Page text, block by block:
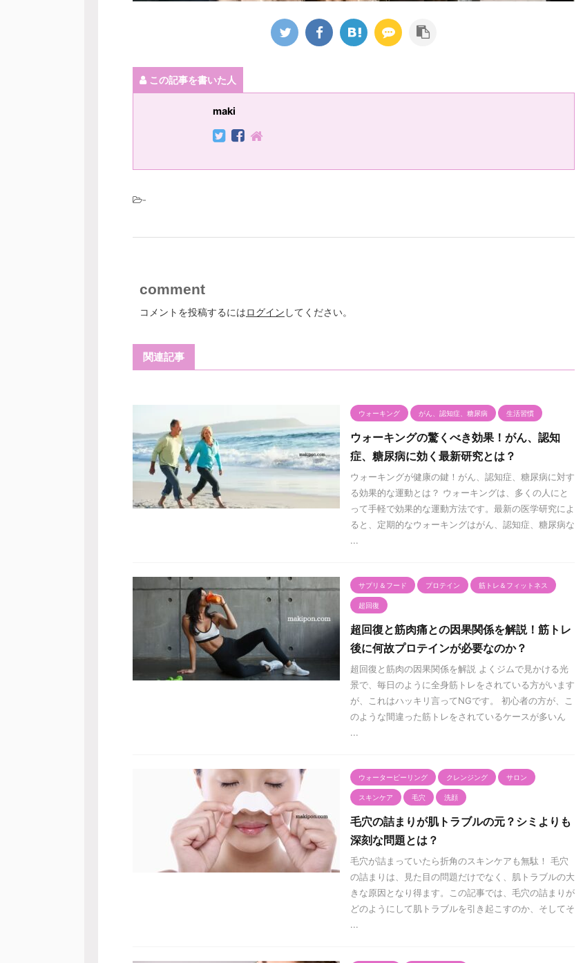
この記事を書いた人
maki
-
comment
コメントを投稿するにはログイン してください。
関連記事
ウォーキング がん、認知症、糖尿病 生活習慣
ウォーキングの驚くべき効果！がん、認知
症、糖尿病に効く最新研究とは？
ウォーキングが健康の鍵！がん、認知症、糖尿病に対す
る効果的な運動とは？ ウォーキングは、多くの人にと
って手軽で効果的な運動方法です。最新の医学研究によ
ると、定期的なウォーキングはがん、認知症、糖尿病な
...
サプリ＆フード プロテイン 筋トレ＆フィットネス
超回復
超回復と筋肉痛との因果関係を解説！筋トレ
後に何故プロテインが必要なのか？
超回復と筋肉の因果関係を解説 よくジムで見かける光
景で、毎日のように全身筋トレをされている方がいます
が、これはハッキリ言ってNGです。 初心者の方が、こ
のような間違った筋トレをされているケースが多いん
...
ウォーターピーリング クレンジング サロン
スキンケア 毛穴 洗顔
毛穴の詰まりが肌トラブルの元？シミよりも
深刻な問題とは？
毛穴が詰まっていたら折角のスキンケアも無駄！ 毛穴
の詰まりは、見た目の問題だけでなく、肌トラブルの大
きな原因となり得ます。この記事では、毛穴の詰まりが
どのようにして肌トラブルを引き起こすのか、そしてそ
...